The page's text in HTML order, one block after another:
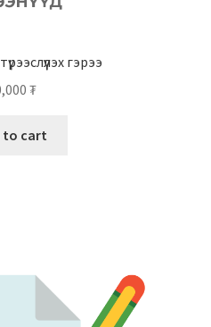
гэрээ
₮
to cart